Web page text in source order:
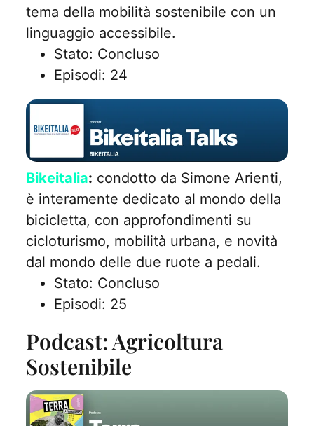
tema della mobilità sostenibile con un
linguaggio accessibile.
Stato: Concluso
Episodi: 24
Bikeitalia: condotto da Simone Arienti,
è interamente dedicato al mondo della
bicicletta, con approfondimenti su
cicloturismo, mobilità urbana, e novità
dal mondo delle due ruote a pedali.
Stato: Concluso
Episodi: 25
Podcast: Agricoltura
Sostenibile